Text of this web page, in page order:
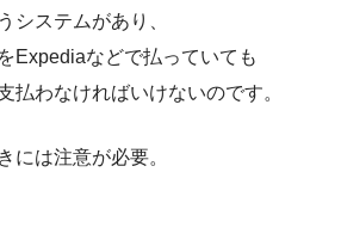
システムがあり、
Expediaなどで払っていても
払わなければいけないのです。
には注意が必要。